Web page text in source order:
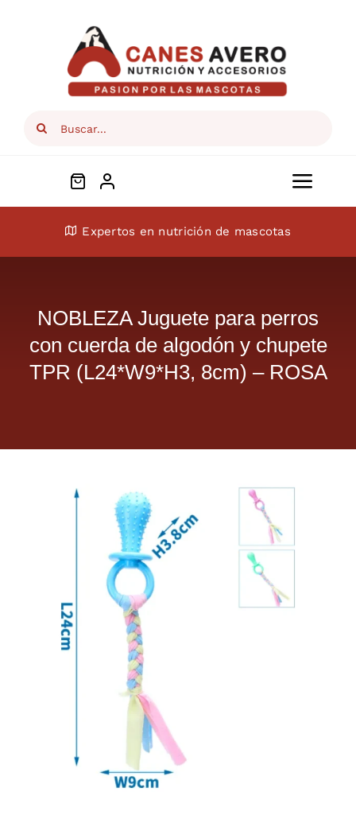
Search
Conócenos
Dietas veterinarias
Antiparasitarios
Super Ofertas
Expertos en nutrición de mascotas
NOBLEZA Juguete para perros
con cuerda de algodón y chupete
TPR (L24*W9*H3, 8cm) – ROSA